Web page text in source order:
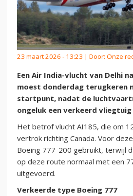
23 maart 2026 - 13:23 | Door: Onze
Een Air India-vlucht van Delhi
moest donderdag terugkeren
startpunt, nadat de
ongeluk een verkeerd
Het betrof vlucht AI185, die om
vertrok richting Canada. Voor
Boeing 777-200 gebruikt, terwijl
op deze route normaal met een
uitgevoerd.
Verkeerde type Boeing 777